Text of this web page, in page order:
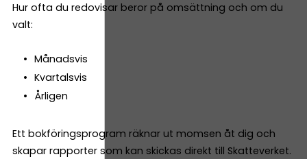
Hur ofta du redovisar beror på omsättning och om du
valt:
Månadsvis
Kvartalsvis
Årligen
Ett bokföringsprogram räknar ut momsen åt dig och
skapar rapporter som kan skickas direkt till Skatteverket.